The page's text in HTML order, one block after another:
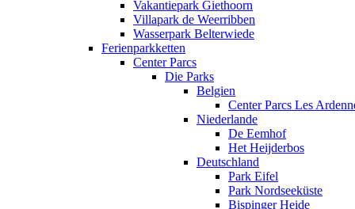
Vakantiepark Giethoorn
Villapark de Weerribben
Wasserpark Belterwiede
Ferienparkketten
Center Parcs
Die Parks
Belgien
Center Parcs Les
Niederlande
De Eemhof
Het Heijderbos
Deutschland
Park Eifel
Park Nordseeküste
Bispinger Heide